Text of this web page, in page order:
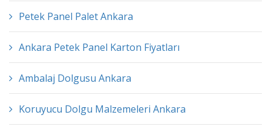
Petek Panel Palet Ankara
Ankara Petek Panel Karton Fiyatları
Ambalaj Dolgusu Ankara
Koruyucu Dolgu Malzemeleri Ankara